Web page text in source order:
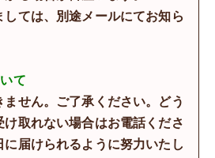
しては、別途メールにてお知ら
て
ません。ご了承ください。どう
け取れない場合はお電話くださ
に届けられるように努力いたし